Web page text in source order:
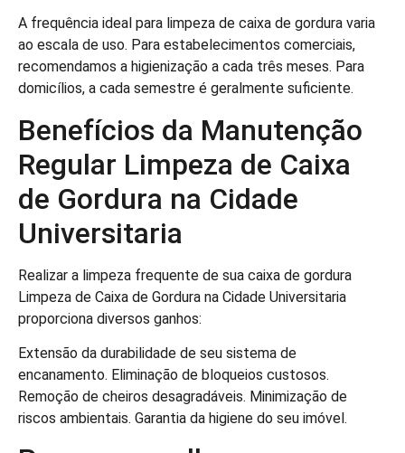
A frequência ideal para limpeza de caixa de gordura varia
ao escala de uso. Para estabelecimentos comerciais,
recomendamos a higienização a cada três meses. Para
domicílios, a cada semestre é geralmente suficiente.
Benefícios da Manutenção
Regular Limpeza de Caixa
de Gordura na Cidade
Universitaria
Realizar a limpeza frequente de sua caixa de gordura
Limpeza de Caixa de Gordura na Cidade Universitaria
proporciona diversos ganhos:
Extensão da durabilidade de seu sistema de
encanamento. Eliminação de bloqueios custosos.
Remoção de cheiros desagradáveis. Minimização de
riscos ambientais. Garantia da higiene do seu imóvel.